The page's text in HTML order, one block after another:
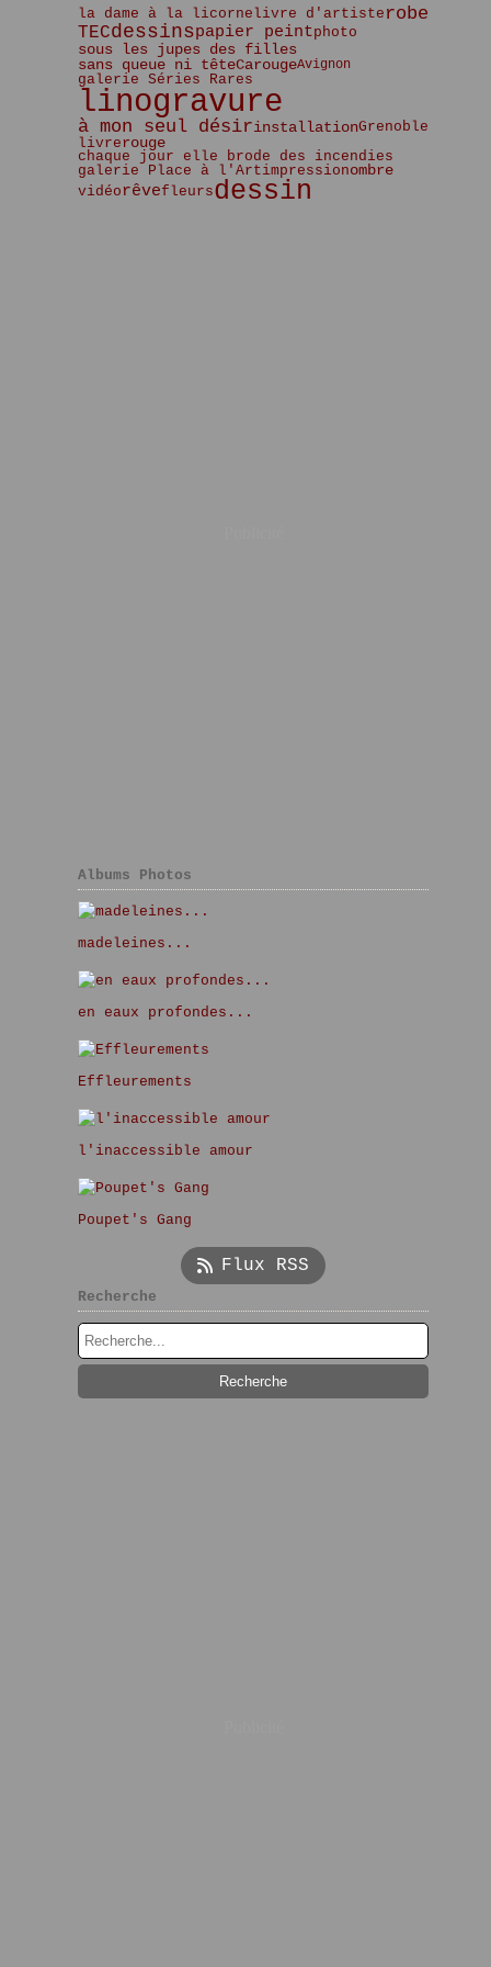
Janvier (4)
Février (1)
Janvier(3)
Mars(6)
Février(3)
Janvier(5)
Avril
(2)
Mars(5)
Février(2)
Janvier(4)
Avril
(4)
Mars(2)
Février(1)
la dame à la licorne livre d'artiste robe
TECdessinspapier peintphoto
sous les jupes des filles
sans queue ni têteCarougeAvignon
galerie Séries Rares
linogravure
à mon seul désirinstallationGrenoble
livrerouge
chaque jour elle brode des incendies
galerie Place à l'Artimpressionombre
vidéo rêvefleursdessin
Albums Photos
madeleines...
en eaux profondes...
Effleurements
l'inaccessible amour
Poupet's Gang
Flux RSS
Recherche